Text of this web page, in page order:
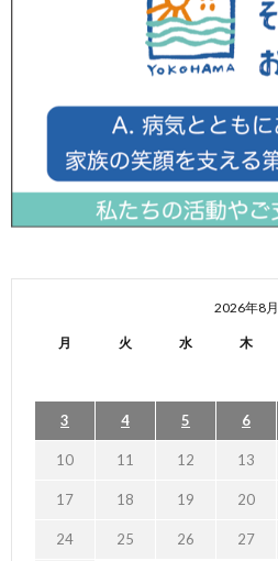
2026年8月
月 火 水 木
3 4 5 6
10 11 12 13
17 18 19 20
24 25 26 27